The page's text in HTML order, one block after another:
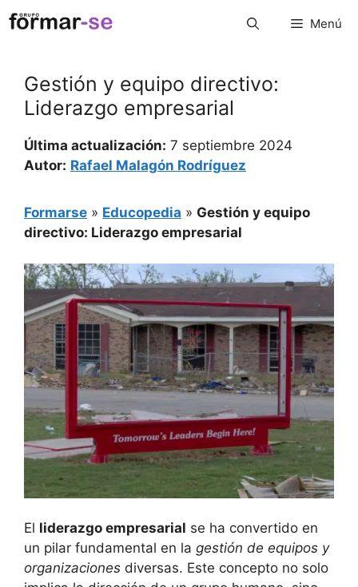
Saltar
al
Menú
Gestión y equipo directivo:
Liderazgo empresarial
Última actualización: 7 septiembre 2024
Autor: Rafael Malagón Rodríguez
Formarse » Educopedia » Gestión y equipo
directivo: Liderazgo empresarial
El liderazgo empresarial se ha convertido en
un pilar fundamental en la gestión de equipos y
organizaciones diversas. Este concepto no solo